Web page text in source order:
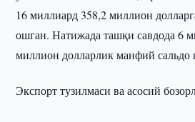
16 миллиард 358,2 миллион
ошган. Натижада ташқи савдода 6
миллион долларлик манфий сальдо
Экспорт тузилмаси ва асосий